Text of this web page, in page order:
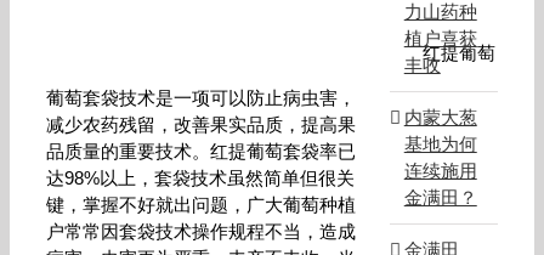
红提葡萄
葡萄套袋技术是一项可以防止病虫害，
减少农药残留，改善果实品质，提高果
品质量的重要技术。红提葡萄套袋率已
达98%以上，套袋技术虽然简单但很关
键，掌握不好就出问题，广大葡萄种植
户常常因套袋技术操作规程不当，造成
力山药种
植户喜获
丰收
内蒙大葱
基地为何
连续施用
金满田？
金满田